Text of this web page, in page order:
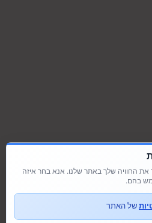
את החוויה שלך באתר שלנו. אנא בחר איזה
בהם.
של האתר